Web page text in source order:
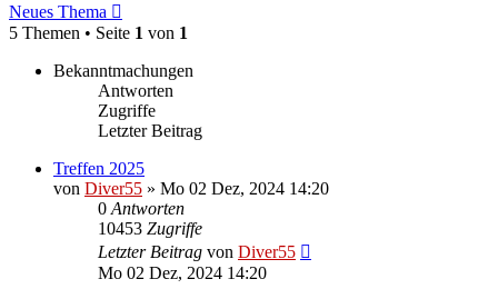
Neues Thema
5 Themen • Seite 1 von 1
Bekanntmachungen
Antworten
Zugriffe
Letzter Beitrag
Treffen 2025
von Diver55 » Mo 02 Dez, 2024 14:20
0 Antworten
10453 Zugriffe
Letzter Beitrag von Diver55
Mo 02 Dez, 2024 14:20